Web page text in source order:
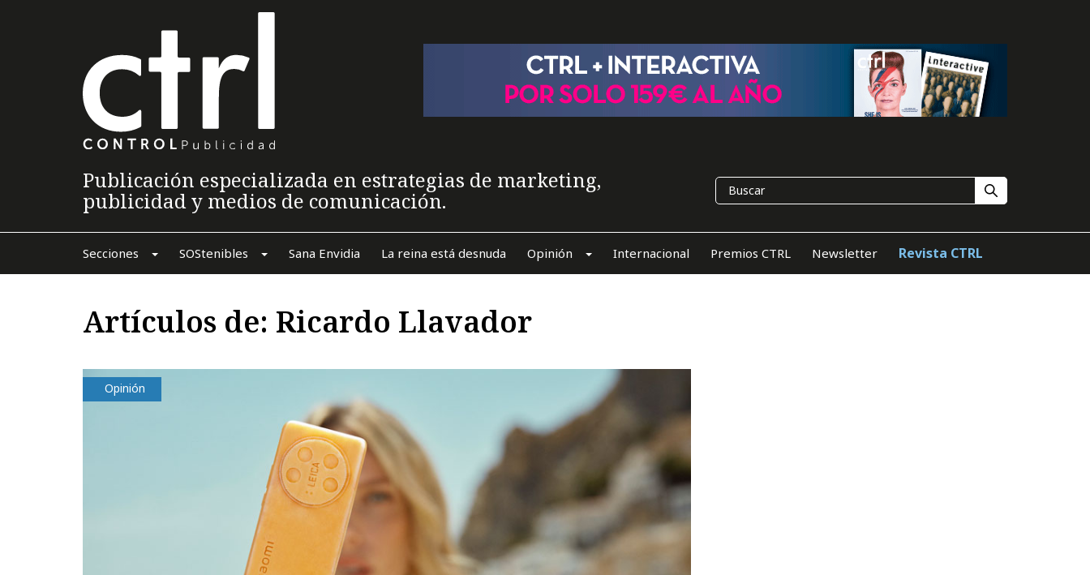
Publicación especializada en estrategias de marketing,
publicidad y medios de comunicación.
Secciones SOStenibles Sana Envidia La reina está desnuda Opinión Internacional Premios CTRL Newsletter Revista CTRL
Artículos de: Ricardo Llavador
Opinión